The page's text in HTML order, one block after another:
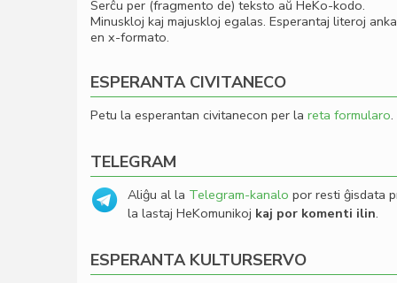
Serĉu per (fragmento de) teksto aŭ HeKo-kodo.
Minuskloj kaj majuskloj egalas. Esperantaj literoj
en x-formato.
ESPERANTA CIVITANECO
Petu la esperantan civitanecon per la reta formularo.
TELEGRAM
Aliĝu al la Telegram-kanalo por resti ĝisdata
la lastaj HeKomunikoj kaj por komenti ilin.
ESPERANTA KULTURSERVO